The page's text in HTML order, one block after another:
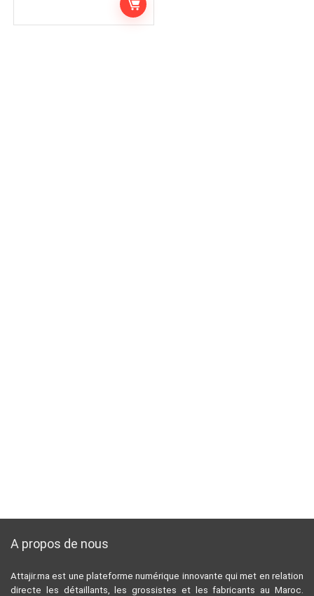
A propos de nous
Attajir.ma est une plateforme numérique innovante qui met en relation
directe les détaillants, les grossistes et les fabricants au Maroc.